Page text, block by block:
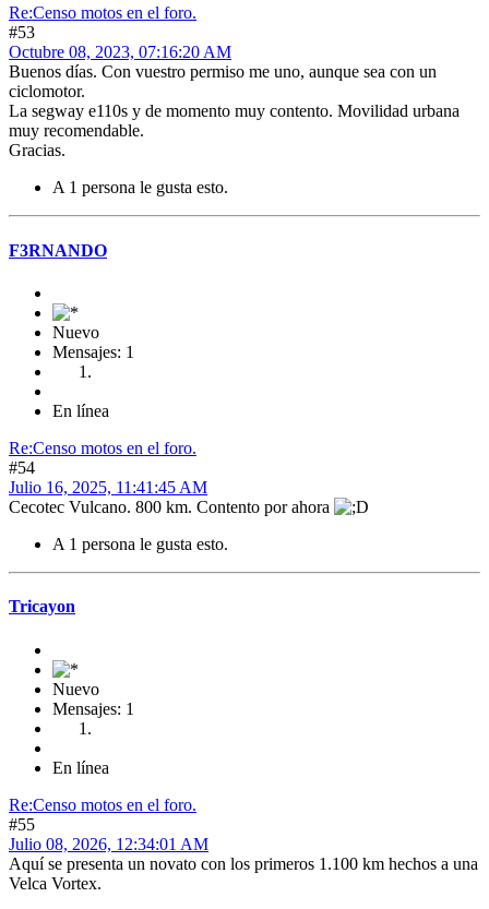
Re:Censo motos en el foro.
#53
Octubre 08, 2023, 07:16:20 AM
Buenos días. Con vuestro permiso me uno, aunque sea con un
ciclomotor.
La segway e110s y de momento muy contento. Movilidad urbana
muy recomendable.
Gracias.
A 1 persona le gusta esto.
F3RNANDO
Nuevo
Mensajes: 1
En línea
Re:Censo motos en el foro.
#54
Julio 16, 2025, 11:41:45 AM
Cecotec Vulcano. 800 km. Contento por ahora
A 1 persona le gusta esto.
Tricayon
Nuevo
Mensajes: 1
En línea
Re:Censo motos en el foro.
#55
Julio 08, 2026, 12:34:01 AM
Aquí se presenta un novato con los primeros 1.100 km hechos a una
Velca Vortex.